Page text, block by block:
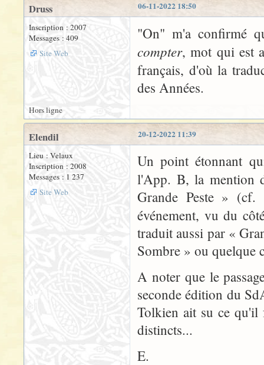
06-11-2022 18:50
Druss
Inscription : 2007
Messages : 409
Site Web
"On" m'a confirmé
compter, mot qui est
français, d'où la
des Années.
Hors ligne
20-12-2022 11:39
Elendil
Lieu : Velaux
Inscription : 2008
Messages : 1 237
Site Web
Un point étonnant
l'App. B, la mention
Grande Peste »
événement, vu du
traduit aussi par «
Sombre » ou quelque
A noter que le
seconde édition du
Tolkien ait su ce qu'il
distincts...
E.